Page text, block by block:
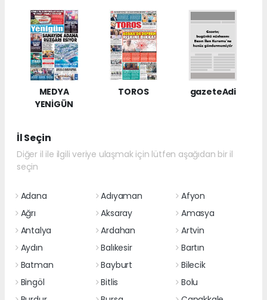
MEDYA
YENİGÜN
TOROS gazeteAdi
İl Seçin
Diğer il ile ilgili veriye ulaşmak için lütfen aşağıdan bir il
seçin
Adana Adıyaman
Afyon
Ağrı
Aksaray
Amasya
Antalya
Ardahan
Artvin
Aydın
Balıkesir
Bartın
Batman
Bayburt
Bilecik
Bingöl
Bitlis
Bolu